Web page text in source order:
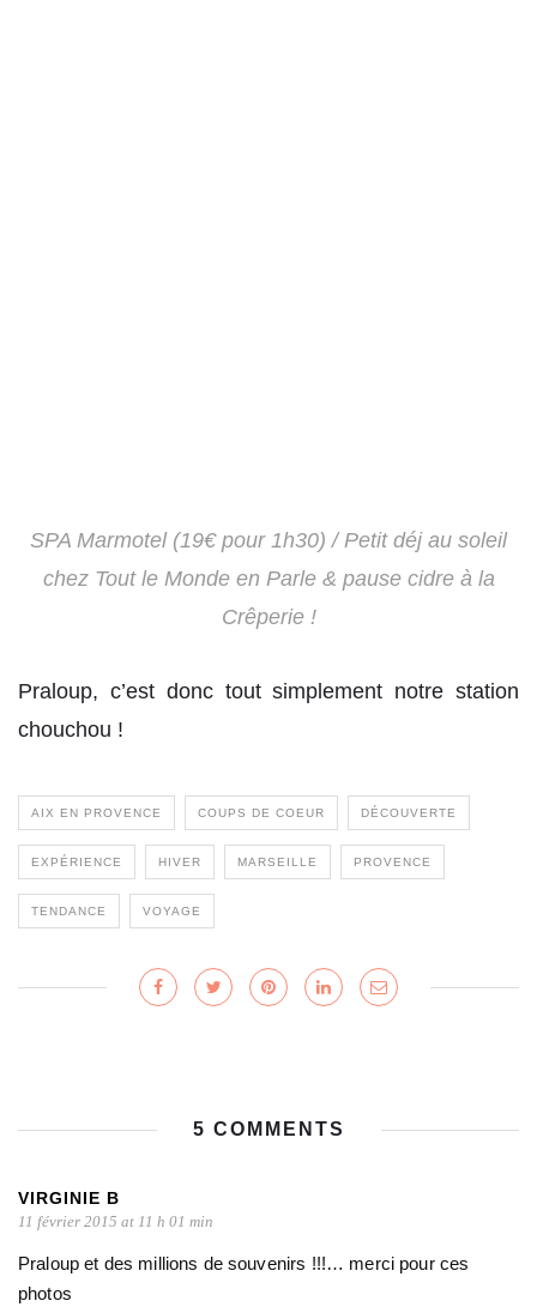
SPA Marmotel (19€ pour 1h30) / Petit déj au soleil
chez Tout le Monde en Parle & pause cidre à la
Crêperie !
Praloup, c’est donc tout simplement notre station
chouchou !
AIX EN PROVENCE COUPS DE COEUR DÉCOUVERTE
EXPÉRIENCE HIVER MARSEILLE PROVENCE
TENDANCE VOYAGE
5 COMMENTS
VIRGINIE B
11 février 2015 at 11 h 01 min
Praloup et des millions de souvenirs !!!… merci pour ces
photos